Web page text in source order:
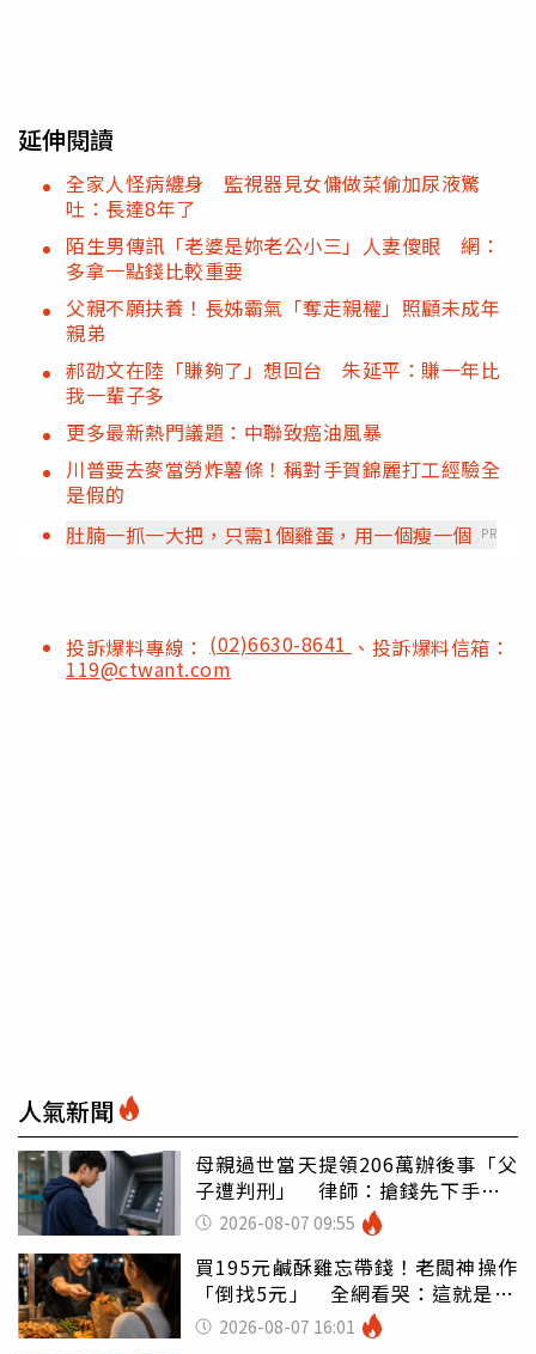
延伸閱讀
全家人怪病纏身 監視器見女傭做菜偷加尿液驚
吐：長達8年了
陌生男傳訊「老婆是妳老公小三」人妻傻眼 網：
多拿一點錢比較重要
父親不願扶養！長姊霸氣「奪走親權」照顧未成年
親弟
郝劭文在陸「賺夠了」想回台 朱延平：賺一年比
我一輩子多
更多最新熱門議題：中聯致癌油風暴
川普要去麥當勞炸薯條！稱對手賀錦麗打工經驗全
是假的
肚腩一抓一大把，只需1個雞蛋，用一個瘦一個 PR
投訴爆料專線： (02)6630-8641 、投訴爆料信箱：
119@ctwant.com
人氣新聞
母親過世當天提領206萬辦後事「父
子遭判刑」 律師：搶錢先下手是
罪 2026-08-07 09:55
買195元鹹酥雞忘帶錢！老闆神操作
「倒找5元」 全網看哭：這就是台
灣 2026-08-07 16:01